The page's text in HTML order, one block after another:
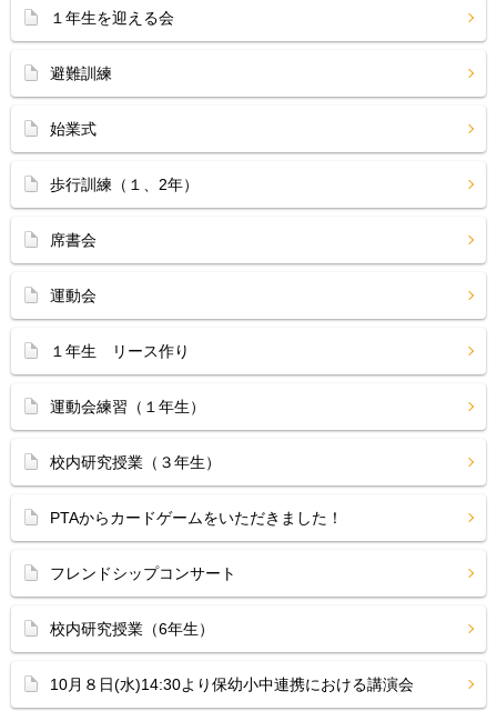
１年生を迎える会
避難訓練
始業式
歩行訓練（１、2年）
席書会
運動会
１年生 リース作り
運動会練習（１年生）
校内研究授業（３年生）
PTAからカードゲームをいただきました！
フレンドシップコンサート
校内研究授業（6年生）
10月８日(水)14:30より保幼小中連携における講演会